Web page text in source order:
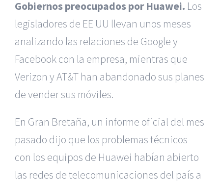
Gobiernos preocupados por Huawei. Los
legisladores de EE UU llevan unos meses
analizando las relaciones de Google y
Facebook con la empresa, mientras que
Verizon y AT&T han abandonado sus planes
de vender sus móviles.
En Gran Bretaña, un informe oficial del mes
pasado dijo que los problemas técnicos
con los equipos de Huawei habían abierto
las redes de telecomunicaciones del país a